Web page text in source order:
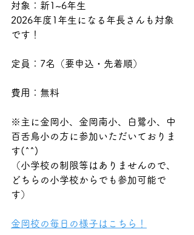
対象：新1~6年生
2026年度1年生になる年長さんも対象
です！
定員：7名（要申込・先着順）
費用：無料
※主に金岡小、金岡南小、白鷺小、中
百舌鳥小の方に参加いただいておりま
す(^^)
（小学校の制限等はありませんので、
どちらの小学校からでも参加可能で
す）
金岡校の毎日の様子はこちら！